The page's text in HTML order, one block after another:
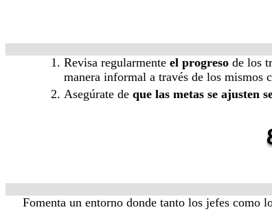
Revisa regularmente el progreso de los
manera informal a través de los mismos
Asegúrate de que las metas se ajusten
Fomenta un entorno donde tanto los jefes como